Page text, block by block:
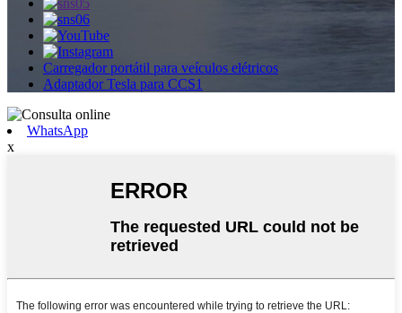
Carregador portátil para veículos elétricos
Adaptador Tesla para CCS1
WhatsApp
x